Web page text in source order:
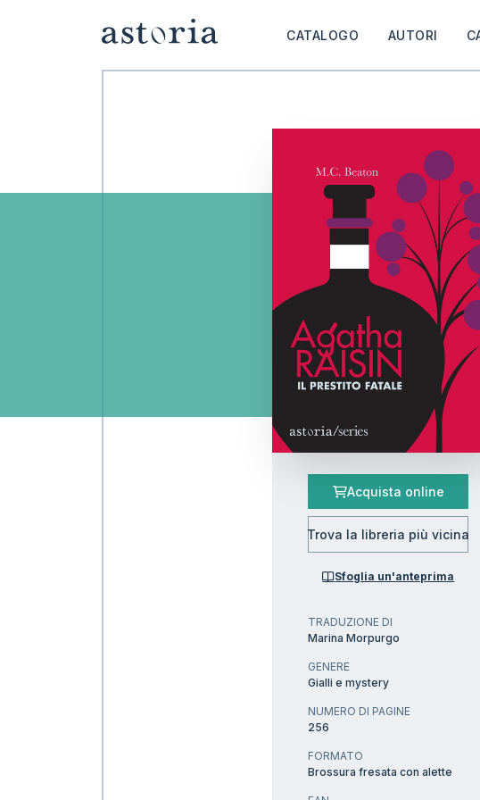
CATALOGO AUTORI
Acquista online
Trova la libreria più vicina
Sfoglia un'anteprima
TRADUZIONE DI
Marina Morpurgo
GENERE
Gialli e mystery
NUMERO DI PAGINE
256
FORMATO
Brossura fresata con alette